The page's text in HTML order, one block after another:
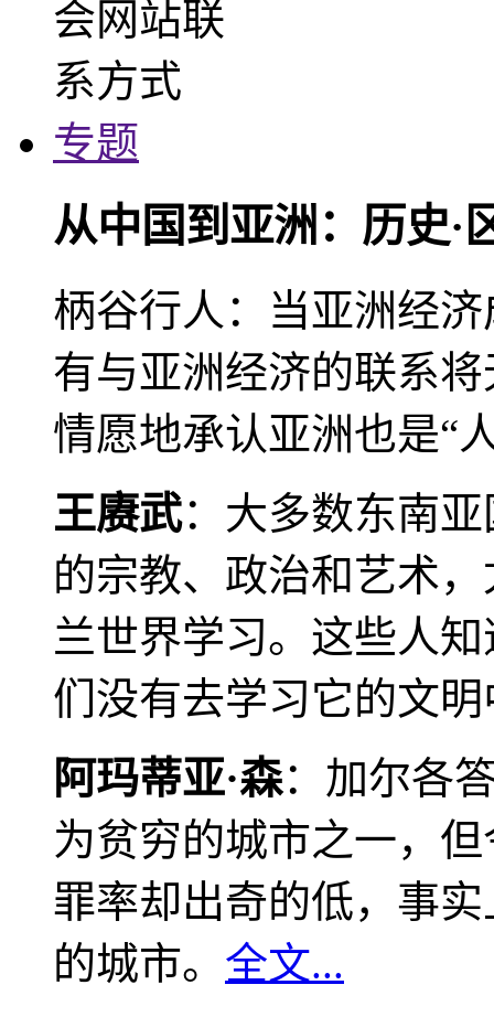
专题
从中国到亚洲：历史·
柄谷行人：当亚洲经
有与亚洲经济的联系
情愿地承认亚洲也是“
王赓武：大多数东南
的宗教、政治和艺术
兰世界学习。这些人
们没有去学习它的文
阿玛蒂亚·森：加尔各
为贫穷的城市之一，
罪率却出奇的低，事
的城市。 全文...